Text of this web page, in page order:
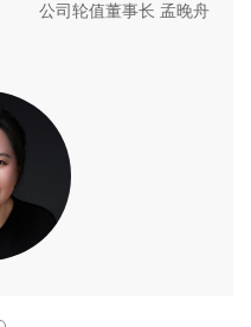
公司轮值董事长 孟晚舟